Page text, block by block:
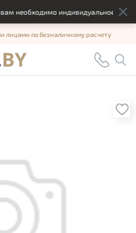
необходимо индивидуальное
лицами по безналичному расчету